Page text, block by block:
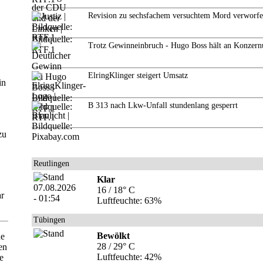
Revision zu sechsfachem versuchtem Mord
Trotz Gewinneinbruch - Hugo Boss hält an
ElringKlinger steigert Umsatz
B 313 nach Lkw-Unfall stundenlang gesperrt
Reutlingen
Klar
16 / 18° C
Luftfeuchte: 63%
Tübingen
Bewölkt
28 / 29° C
Luftfeuchte: 42%